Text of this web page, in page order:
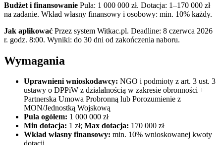
Budżet i finansowanie Pula: 1 000 000 zł. Dotacja: 1–170 000 zł
na zadanie. Wkład własny finansowy i osobowy: min. 10% każdy.
Jak aplikować Przez system Witkac.pl. Deadline: 8 czerwca 2026
r. godz. 8:00. Wyniki: do 30 dni od zakończenia naboru.
Wymagania
Uprawnieni wnioskodawcy: NGO i podmioty z art. 3 ust. 3
ustawy o DPPiW z działalnością w zakresie obronności +
Partnerska Umowa Probronną lub Porozumienie z
MON/Jednostką Wojskową
Pula ogółem: 1 000 000 zł
Min dotacja: 1 zł; Max dotacja: 170 000 zł
Wkład własny finansowy: min. 10% wnioskowanej kwoty